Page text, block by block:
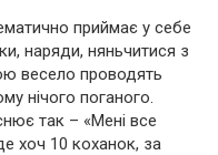
приймає у себе
наряди, няньчитися з
весело проводять
нічого поганого.
так – «Мені все
хоч 10 коханок, за